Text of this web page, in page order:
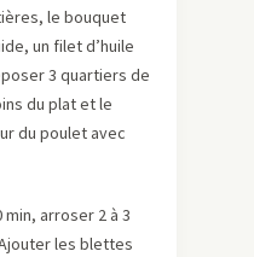
le bouquet
un filet d’huile
3 quartiers de
du plat et le
du poulet avec
arroser 2 à 3
les blettes